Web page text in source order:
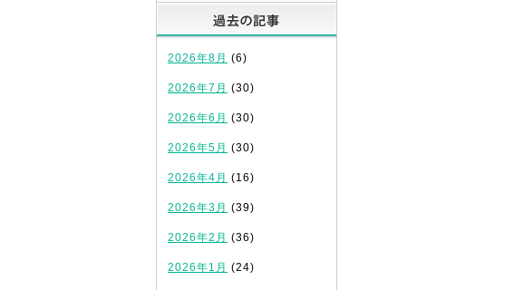
2026年8月 (6)
2026年7月 (30)
2026年6月 (30)
2026年5月 (30)
2026年4月 (16)
2026年3月 (39)
2026年2月 (36)
2026年1月 (24)